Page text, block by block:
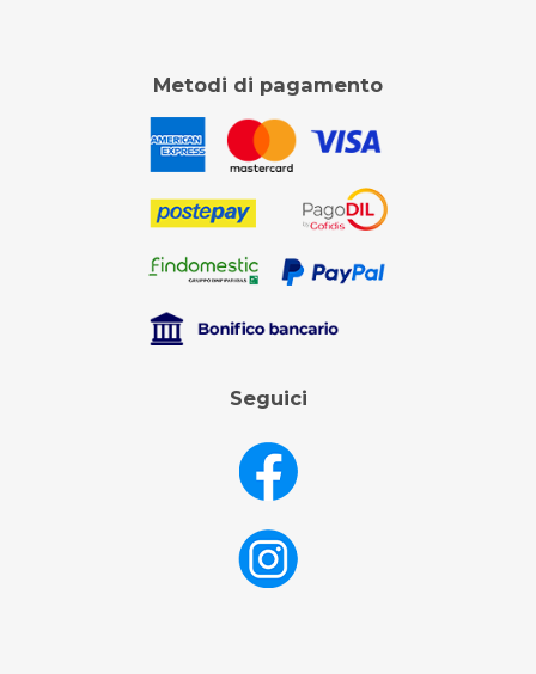
Metodi di pagamento
Seguici